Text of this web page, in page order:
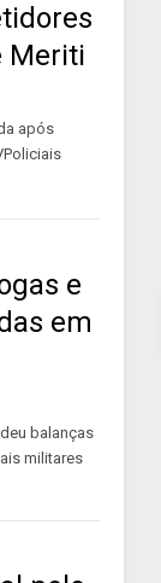
Meriti
após
e
em
balanças
militares